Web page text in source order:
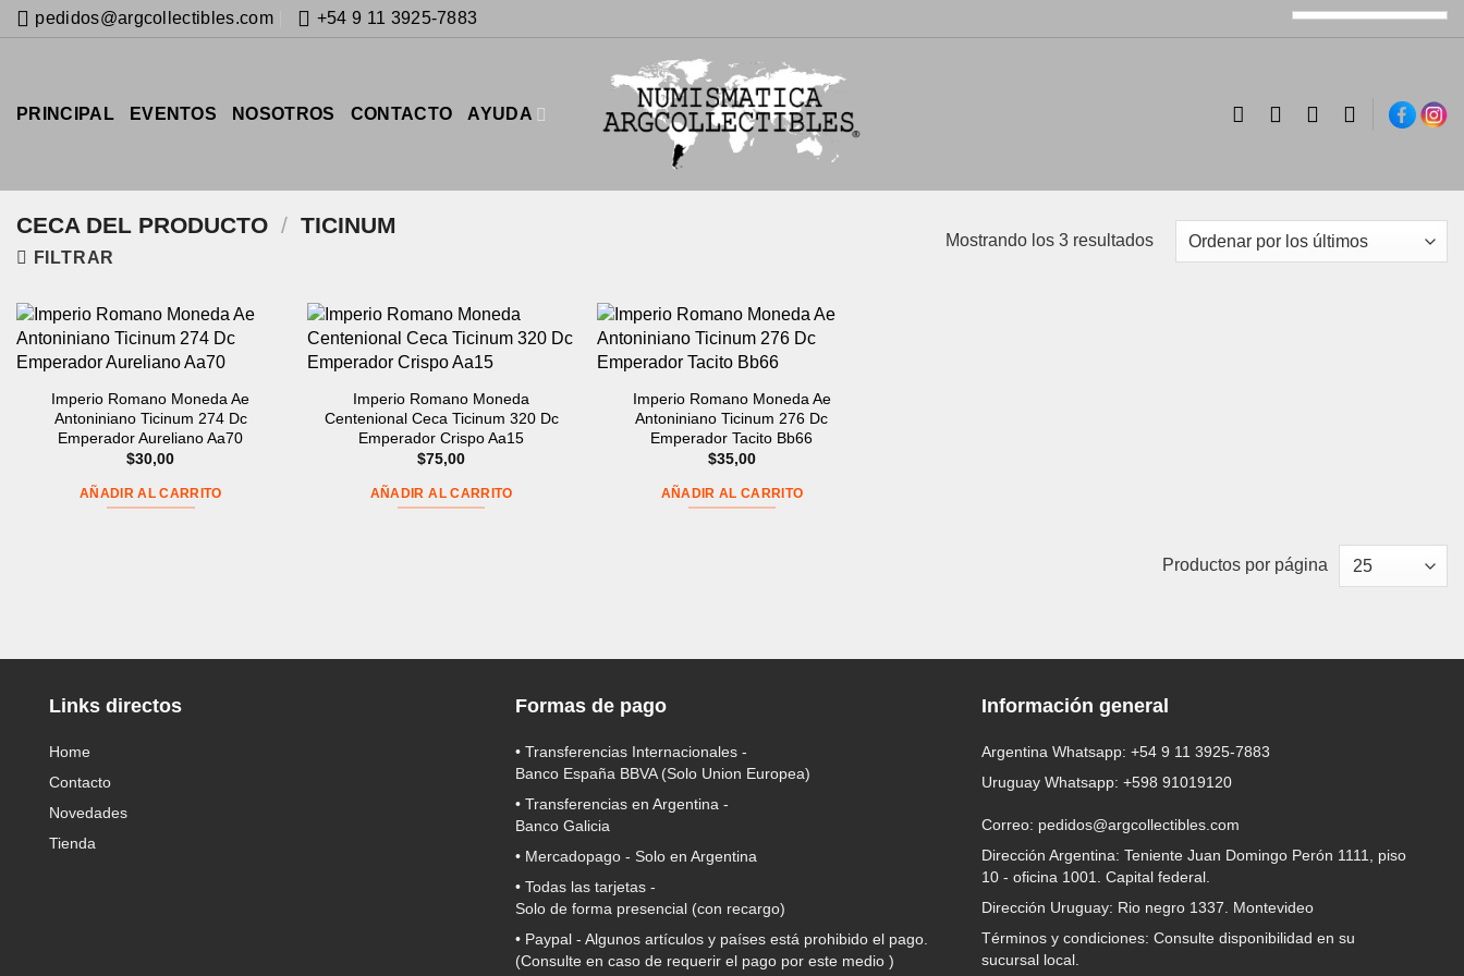
Saltar
al
pedidos@argcollectibles.com +54 9 11 3925-7883
PRINCIPAL EVENTOS NOSOTROS CONTACTO AYUDA
CECA DEL PRODUCTO / TICINUM
FILTRAR
Mostrando los 3 resultadosOrdenado
por
Imperio Romano Moneda Ae
Antoniniano Ticinum 274 Dc
Emperador Aureliano Aa70
$30,00
AÑADIR AL CARRITO
Imperio Romano Moneda
Centenional Ceca Ticinum 320 Dc
Emperador Crispo Aa15
$75,00
AÑADIR AL CARRITO
Imperio Romano Moneda Ae
Antoniniano Ticinum 276 Dc
Emperador Tacito Bb66
$35,00
AÑADIR AL CARRITO
Productos por página
Links directos
Home
Contacto
Novedades
Tienda
Formas de pago
• Transferencias Internacionales -
Banco España BBVA(Solo Union Europea)
• Transferencias en Argentina -
Banco Galicia
• Mercadopago - Solo en Argentina
• Todas las tarjetas -
Solo de forma presencial (con recargo)
• Paypal - Algunos artículos y países está prohibido el pago.
(Consulte en caso de requerir el pago por este medio )
Información general
Argentina Whatsapp: +54 9 11 3925-7883
Uruguay Whatsapp: +598 91019120
Correo: pedidos@argcollectibles.com
Dirección Argentina: Teniente Juan Domingo Perón 1111, piso
10 - oficina 1001. Capital federal.
Dirección Uruguay: Rio negro 1337. Montevideo
Términos y condiciones: Consulte disponibilidad en su
sucursal local.